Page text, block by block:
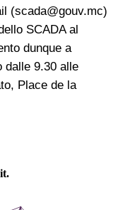
(scada@gouv.mc)
SCADA al
dunque a
dalle 9.30 alle
Place de la